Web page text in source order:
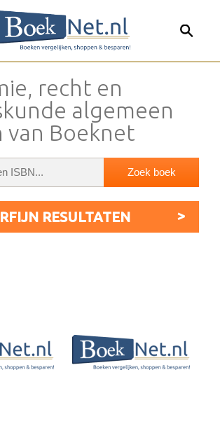
recht en
algemeen
van Boeknet
RESULTATEN